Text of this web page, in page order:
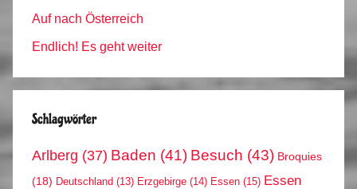
Auf nach Österreich
Endlich! Es geht weiter
Schlagwörter
Arlberg (37) Baden (41) Besuch (43) Broquies
(18) Deutschland (13) Erzgebirge (14) Essen (15) Essen